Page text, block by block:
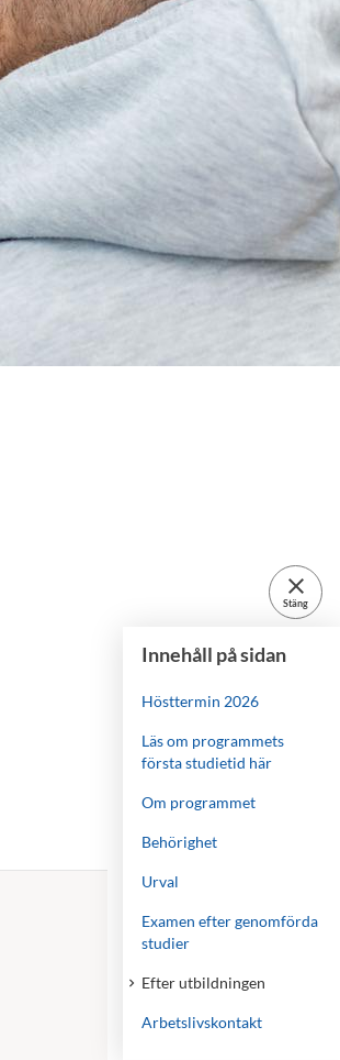
close
Stäng
Innehåll på sidan
Hösttermin 2026
Läs om programmets
första studietid här
Om programmet
Behörighet
Urval
Examen efter genomförda
studier
Efter utbildningen
Arbetslivskontakt